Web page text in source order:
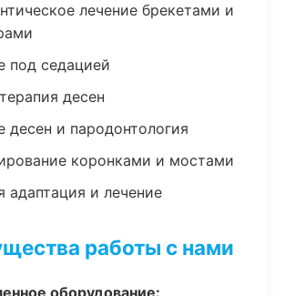
лечение брекетами и
под седацией
десен
десен и пародонтология
коронками и мостами
адаптация и лечение
работы с нами
оборудование: